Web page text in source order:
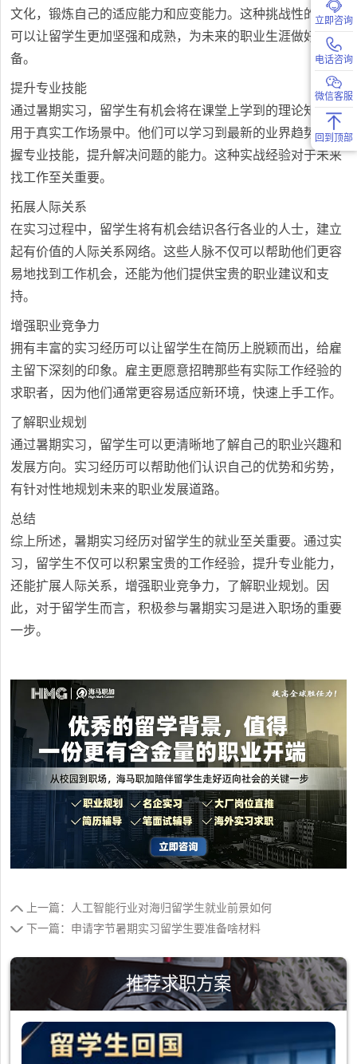
文化，锻炼自己的适应能力和应变能力。这种挑战性的经历
可以让留学生更加坚强和成熟，为未来的职业生涯做好准
备。
提升专业技能
通过暑期实习，留学生有机会将在课堂上学到的理论知识应
用于真实工作场景中。他们可以学习到最新的业界趋势，掌
握专业技能，提升解决问题的能力。这种实战经验对于未来
找工作至关重要。
拓展人际关系
在实习过程中，留学生将有机会结识各行各业的人士，建立
起有价值的人际关系网络。这些人脉不仅可以帮助他们更容
易地找到工作机会，还能为他们提供宝贵的职业建议和支
持。
增强职业竞争力
拥有丰富的实习经历可以让留学生在简历上脱颖而出，给雇
主留下深刻的印象。雇主更愿意招聘那些有实际工作经验的
求职者，因为他们通常更容易适应新环境，快速上手工作。
了解职业规划
通过暑期实习，留学生可以更清晰地了解自己的职业兴趣和
发展方向。实习经历可以帮助他们认识自己的优势和劣势，
有针对性地规划未来的职业发展道路。
总结
综上所述，暑期实习经历对留学生的就业至关重要。通过实
习，留学生不仅可以积累宝贵的工作经验，提升专业能力，
还能扩展人际关系，增强职业竞争力，了解职业规划。因
此，对于留学生而言，积极参与暑期实习是进入职场的重要
一步。
上一篇：人工智能行业对海归留学生就业前景如何
下一篇：申请字节暑期实习留学生要准备啥材料
推荐求职方案
立即咨询
电话咨询
微信客服
回到顶部